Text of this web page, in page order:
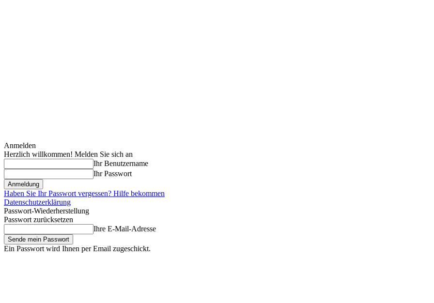
Anmelden
Herzlich willkommen! Melden Sie sich an
Ihr Benutzername
Ihr Passwort
Haben Sie Ihr Passwort vergessen? Hilfe bekommen
Datenschutzerklärung
Passwort-Wiederherstellung
Passwort zurücksetzen
Ihre E-Mail-Adresse
Ein Passwort wird Ihnen per Email zugeschickt.